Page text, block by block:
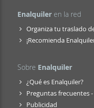
Enalquiler en la red
Organiza tu traslado
¡Recomienda
Sobre Enalquiler
¿Qué es Enalquiler?
Preguntas frecuentes
Publicidad